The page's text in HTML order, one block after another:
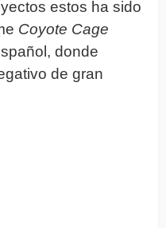
estos ha sido
Coyote Cage
donde
de gran